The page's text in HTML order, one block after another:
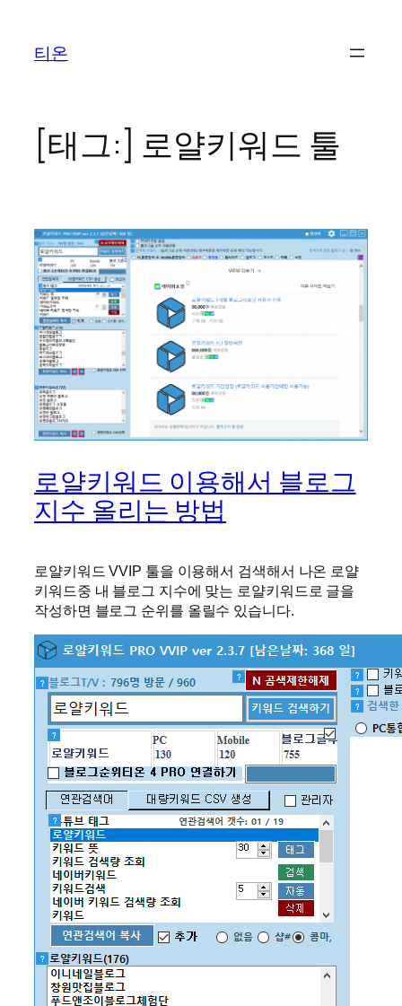
티온
[태그:] 로얄키워드 툴
로얄키워드 이용해서 블로그
지수 올리는 방법
로얄키워드 VVIP 툴을 이용해서 검색해서 나온 로얄
키워드중 내 블로그 지수에 맞는 로얄키워드로 글을
작성하면 블로그 순위를 올릴수 있습니다.